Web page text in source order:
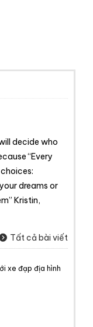
decide who
“Every
dreams or
Kristin,
Tất cả bài viết
xe đạp địa hình